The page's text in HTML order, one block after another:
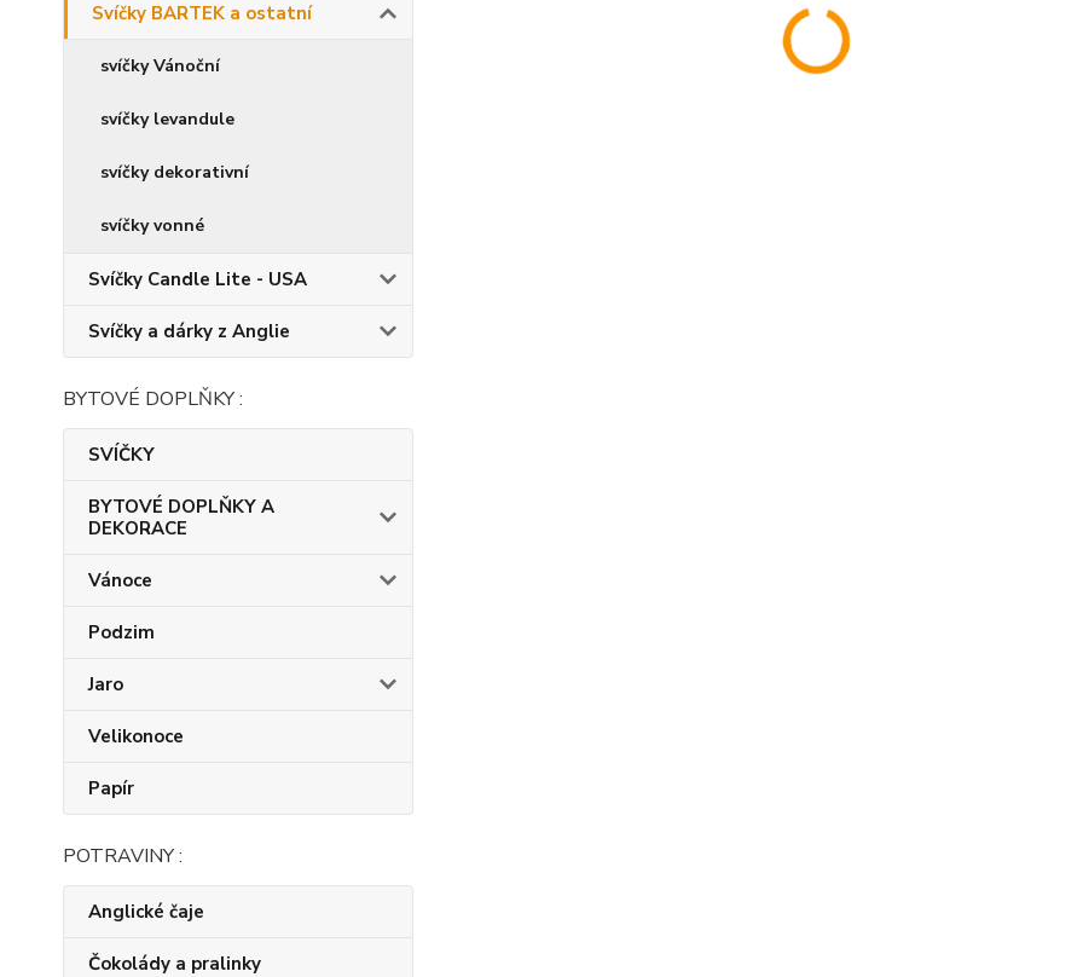
Svíčky BARTEK a ostatní
svíčky Vánoční
svíčky levandule
svíčky dekorativní
svíčky vonné
Svíčky Candle Lite - USA
Svíčky a dárky z Anglie
BYTOVÉ DOPLŇKY :
SVÍČKY
BYTOVÉ DOPLŇKY A
DEKORACE
Vánoce
Podzim
Jaro
Velikonoce
Papír
POTRAVINY :
Anglické čaje
Čokolády a pralinky